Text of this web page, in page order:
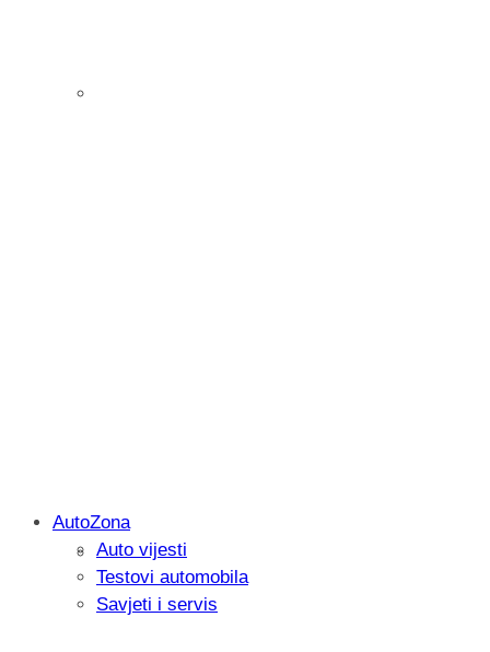
Savjetujemo: Što učiniti kada vaš
AutoZona
Auto vijesti
Testovi automobila
Savjeti i servis